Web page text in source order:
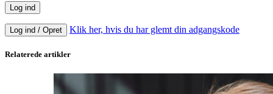
Log ind / Opret Klik her, hvis du har glemt din adgangskode
Relaterede artikler